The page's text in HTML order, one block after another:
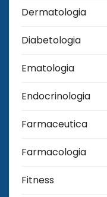
Dermatologia
Diabetologia
Ematologia
Endocrinologia
Farmaceutica
Farmacologia
Fitness